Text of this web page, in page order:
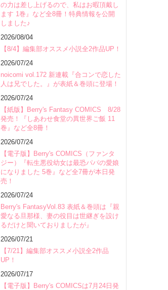
の力は差し上げるので、私はお暇頂戴し
ます 1巻』など全8冊！特典情報を公開
しました♪
2026/08/04
【8/4】編集部オススメ小説全2作品UP！
2026/07/24
noicomi vol.172 新連載『合コンで恋した
人は兄でした。』が表紙＆巻頭に登場！
2026/07/24
【紙版】Berry's Fantasy COMICS 8/28
発売！『しあわせ食堂の異世界ご飯 11
巻』など全8冊！
2026/07/24
【電子版】Berry's COMICS（ファンタ
ジー）『転生悪役幼女は最恐パパの愛娘
になりました 5巻』など全7冊が本日発
売！
2026/07/24
Berry's FantasyVol.83 表紙＆巻頭は『親
愛なる旦那様、妻の役目は世継ぎを設け
るだけと聞いておりましたが』
2026/07/21
【7/21】編集部オススメ小説全2作品
UP！
2026/07/17
【電子版】Berry's COMICSは7月24日発